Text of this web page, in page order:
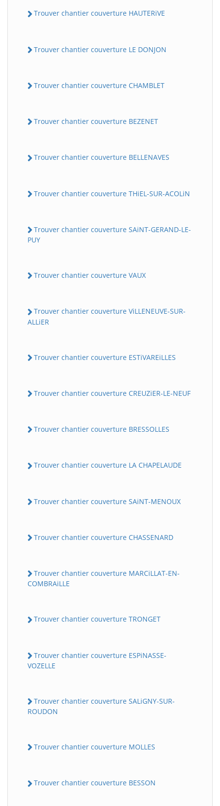
Trouver chantier couverture HAUTERiVE
Trouver chantier couverture LE DONJON
Trouver chantier couverture CHAMBLET
Trouver chantier couverture BEZENET
Trouver chantier couverture BELLENAVES
Trouver chantier couverture THiEL-SUR-ACOLiN
Trouver chantier couverture SAiNT-GERAND-LE-
PUY
Trouver chantier couverture VAUX
Trouver chantier couverture ViLLENEUVE-SUR-
ALLiER
Trouver chantier couverture ESTiVAREiLLES
Trouver chantier couverture CREUZiER-LE-NEUF
Trouver chantier couverture BRESSOLLES
Trouver chantier couverture LA CHAPELAUDE
Trouver chantier couverture SAiNT-MENOUX
Trouver chantier couverture CHASSENARD
Trouver chantier couverture MARCiLLAT-EN-
COMBRAiLLE
Trouver chantier couverture TRONGET
Trouver chantier couverture ESPiNASSE-
VOZELLE
Trouver chantier couverture SALiGNY-SUR-
ROUDON
Trouver chantier couverture MOLLES
Trouver chantier couverture BESSON